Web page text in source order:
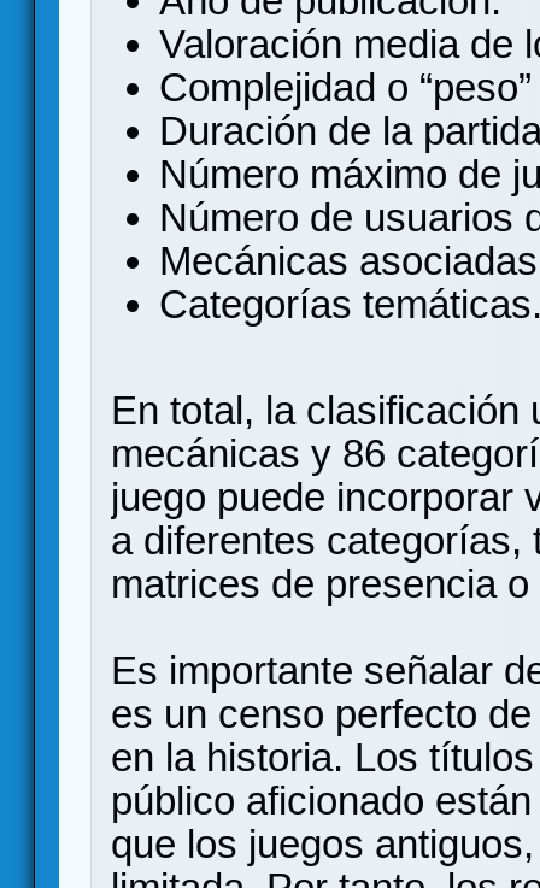
Valoración media de
Complejidad o
Duración de la
Número máximo de
Número de usuarios
Mecánicas
Categorías
En total, la clasificación
mecánicas y 86
juego puede incorporar
a diferentes categorías,
matrices de presencia
Es importante señalar
es un censo perfecto
en la historia. Los
público aficionado
que los juegos